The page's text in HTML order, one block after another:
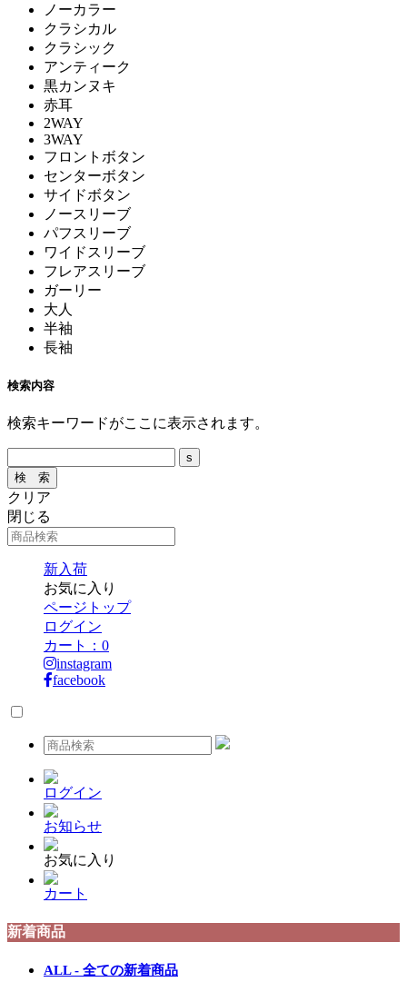
ノーカラー
クラシカル
クラシック
アンティーク
黒カンヌキ
赤耳
2WAY
3WAY
フロントボタン
センターボタン
サイドボタン
ノースリーブ
パフスリーブ
ワイドスリーブ
フレアスリーブ
ガーリー
大人
半袖
長袖
検索内容
検索キーワードがここに表示されます。
クリア
閉じる
新入荷
お気に入り
ページトップ
ログイン
カート： 0
instagram
facebook
ログイン
お知らせ
お気に入り
カート
新着商品
ALL - 全ての新着商品